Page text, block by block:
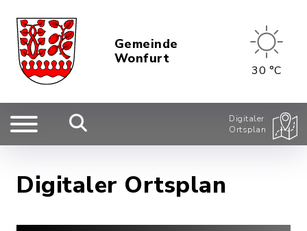
Gemeinde
Wonfurt
30 °C
Digitaler
Ortsplan
Digitaler Ortsplan